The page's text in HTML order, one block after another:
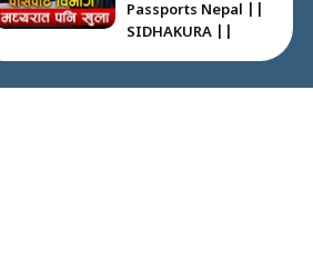
Passports Nepal ||
SIDHAKURA ||